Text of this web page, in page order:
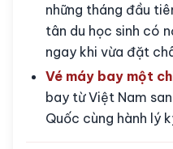
những tháng đầu
tân du học sinh có
ngay khi vừa đặt
Vé máy bay một
bay từ Việt Nam
Quốc cùng hành lý